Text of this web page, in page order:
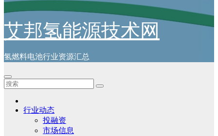
艾邦氢能源技术网
氢燃料电池行业资源汇总
行业动态
投融资
市场信息